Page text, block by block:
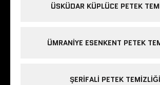
ÜSKÜDAR KÜPLÜCE PETEK
ÜMRANIYE ESENKENT PETEK
ŞERIFALI PETEK TEMIZLIĞI